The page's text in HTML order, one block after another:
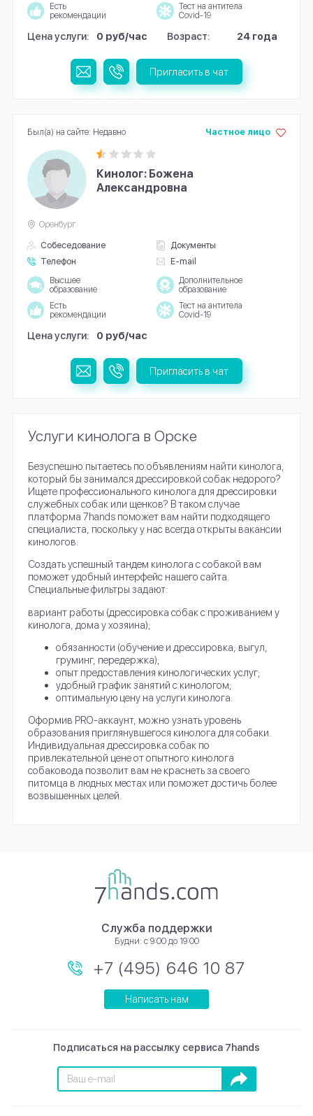
Есть
рекомендации
Тест на антитела
Covid-19
Цена услуги: 0 руб/час Возраст: 24 года
Пригласить в чат
Кинолог: Божена
Александровна
Собеседование
Документы
Телефон
E-mail
Частное лицо
Оренбург
Высшее
образование
Дополнительное
образование
Есть
рекомендации
Тест на антитела
Covid-19
Цена услуги: 0 руб/час
Был(а) на сайте: Недавно
Пригласить в чат
Услуги кинолога в Орске
Безуспешно пытаетесь по объявлениям найти кинолога,
который бы занимался дрессировкой собак недорого?
Ищете профессионального кинолога для дрессировки
служебных собак или щенков? В таком случае
платформа 7hands поможет вам найти подходящего
специалиста, поскольку у нас всегда открыты вакансии
кинологов.
Создать успешный тандем кинолога с собакой вам
поможет удобный интерфейс нашего сайта.
Специальные фильтры задают:
вариант работы (дрессировка собак с проживанием у
кинолога, дома у хозяина);
обязанности (обучение и дрессировка, выгул,
груминг, передержка);
опыт предоставления кинологических услуг;
удобный график занятий с кинологом;
оптимальную цену на услуги кинолога.
Оформив PRO-аккаунт, можно узнать уровень
образования приглянувшегося кинолога для собаки.
Индивидуальная дрессировка собак по
привлекательной цене от опытного кинолога
собаковода позволит вам не краснеть за своего
питомца в людных местах или поможет достичь более
возвышенных целей.
Подписаться на рассылку сервиса 7hands
Подписаться
Служба поддержки
Будни: с 9:00 до 19:00
+7 (495) 646 10 87
Написать нам